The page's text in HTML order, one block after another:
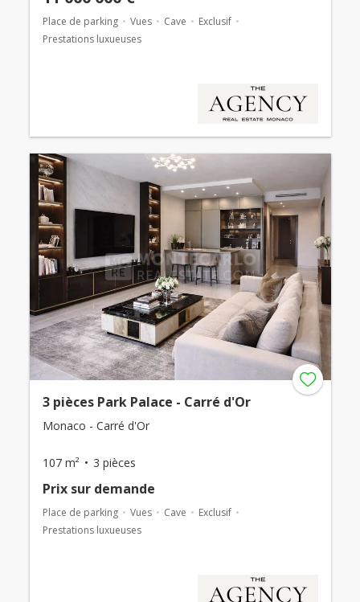
Place de parking Vues Cave
Exclusif
Prestations luxueuses
3 pièces Park Palace - Carré d'Or
Monaco - Carré d'Or
107 m² 3 pièces
Prix ​​sur demande
Place de parking Vues Cave
Exclusif
Prestations luxueuses